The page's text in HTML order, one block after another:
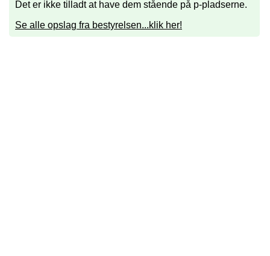
Det er ikke tilladt at have dem stående på p-pladserne.
Se alle opslag fra bestyrelsen...klik her!